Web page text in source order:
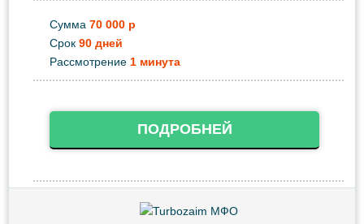
Сумма 70 000 р
Срок 90 дней
Рассмотрение 1 минута
ПОДРОБНЕЙ